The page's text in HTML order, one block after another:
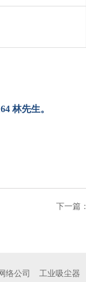
林先生。
下一篇：
络公司 工业吸尘器